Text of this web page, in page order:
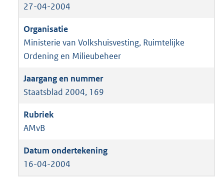
27-04-2004
Ministerie van Volkshuisvesting, Ruimtelijke
Ordening en Milieubeheer
Staatsblad 2004, 169
AMvB
16-04-2004